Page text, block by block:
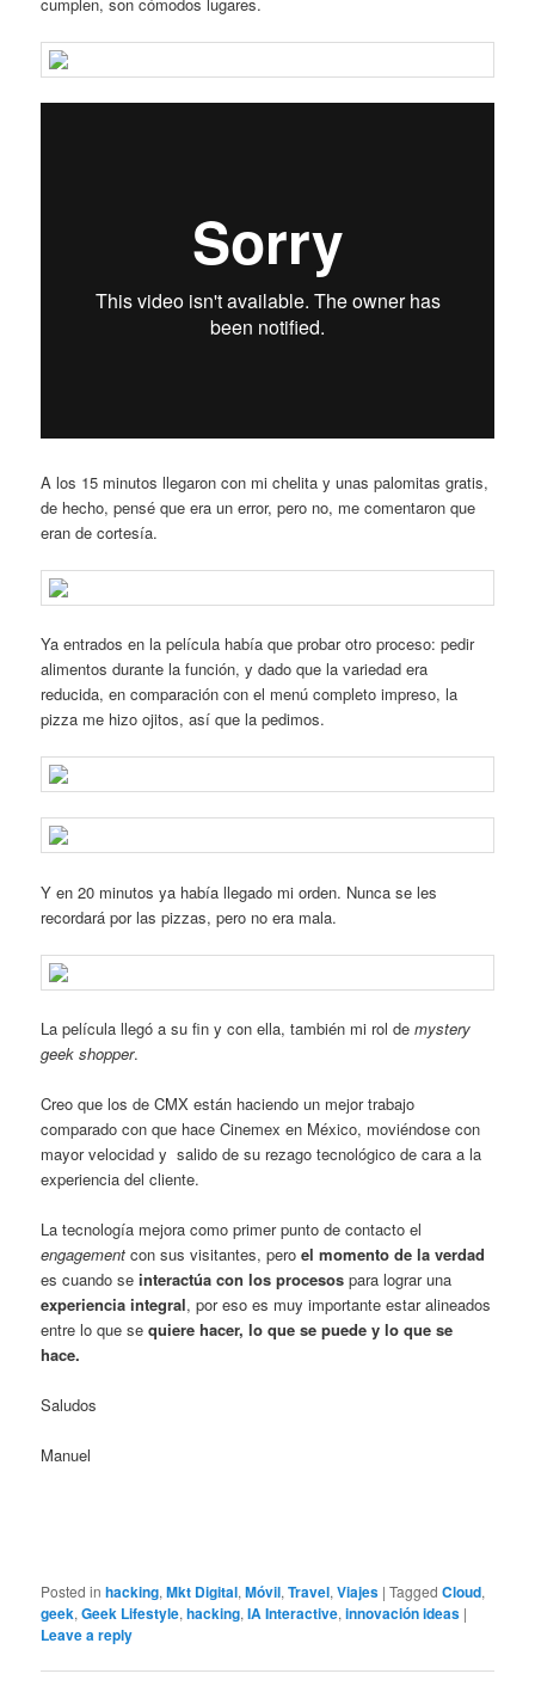
A los 15 minutos llegaron con mi chelita y unas palomitas gratis,
de hecho, pensé que era un error, pero no, me comentaron que
eran de cortesía.
Ya entrados en la película había que probar otro proceso: pedir
alimentos durante la función, y dado que la variedad era
reducida, en comparación con el menú completo impreso, la
pizza me hizo ojitos, así que la pedimos.
Y en 20 minutos ya había llegado mi orden. Nunca se les
recordará por las pizzas, pero no era mala.
La película llegó a su fin y con ella, también mi rol demystery
geek shopper.
Creo que los de CMX están haciendo un mejor trabajo
comparado con que hace Cinemex en México, moviéndose con
mayor velocidad y salido de su rezago tecnológico de cara a la
experiencia del cliente.
La tecnología mejora como primer punto de contacto el
engagement con sus visitantes, peroel momento de la verdad
es cuando se interactúa con los procesos para lograr una
experiencia integral, por eso es muy importante estar alineados
entre lo que sequiere hacer, lo que se puede y lo que se
hace.
Saludos
Manuel
Posted in hacking,Mkt Digital,Móvil,Travel,Viajes |Tagged Cloud,
geek,Geek Lifestyle,hacking,IA Interactive,innovación ideas |
Leave a reply